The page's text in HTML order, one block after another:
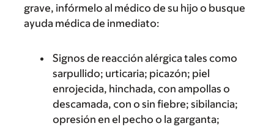
grave, infórmelo al médico de su hijo o busque
ayuda médica de inmediato:
Signos de reacción alérgica tales como
sarpullido; urticaria; picazón; piel
enrojecida, hinchada, con ampollas o
descamada, con o sin fiebre; sibilancia;
opresión en el pecho o la garganta;